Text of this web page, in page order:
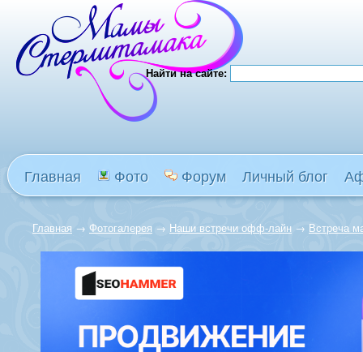
Найти на сайте:
Главная Фото Форум Личный блог
Главная → Фотогалерея → Наши встречи офф-лайн → Встреча